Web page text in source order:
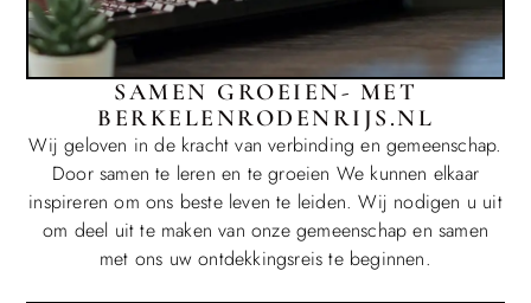
SAMEN GROEIEN- MET
BERKELENRODENRIJS.NL
Wij geloven in de kracht van verbinding en gemeenschap.
Door samen te leren en te groeien We kunnen elkaar
inspireren om ons beste leven te leiden. Wij nodigen u uit
om deel uit te maken van onze gemeenschap en samen
met ons uw ontdekkingsreis te beginnen.